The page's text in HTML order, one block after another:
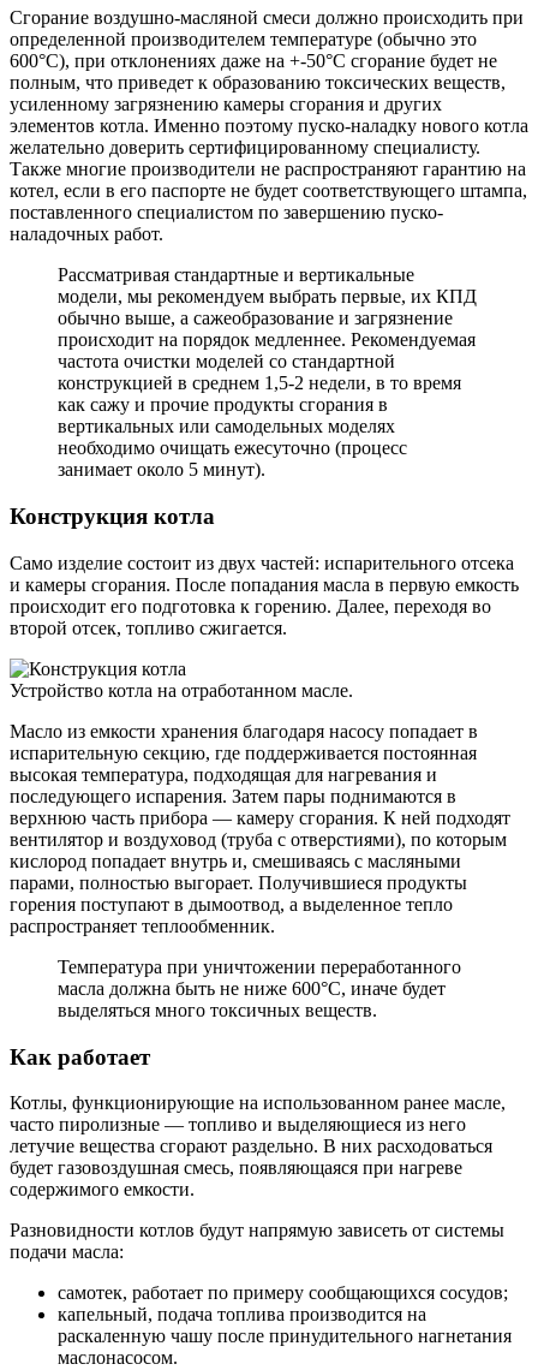
Сгорание воздушно-масляной смеси должно происходить при
определенной производителем температуре (обычно это
600°C), при отклонениях даже на +-50°C сгорание будет не
полным, что приведет к образованию токсических веществ,
усиленному загрязнению камеры сгорания и других
элементов котла. Именно поэтому пуско-наладку нового котла
желательно доверить сертифицированному специалисту.
Также многие производители не распространяют гарантию на
котел, если в его паспорте не будет соответствующего штампа,
поставленного специалистом по завершению пуско-
наладочных работ.
Рассматривая стандартные и вертикальные
модели, мы рекомендуем выбрать первые, их КПД
обычно выше, а сажеобразование и загрязнение
происходит на порядок медленнее. Рекомендуемая
частота очистки моделей со стандартной
конструкцией в среднем 1,5-2 недели, в то время
как сажу и прочие продукты сгорания в
вертикальных или самодельных моделях
необходимо очищать ежесуточно (процесс
занимает около 5 минут).
Конструкция котла
Само изделие состоит из двух частей: испарительного отсека
и камеры сгорания. После попадания масла в первую емкость
происходит его подготовка к горению. Далее, переходя во
второй отсек, топливо сжигается.
Устройство котла на отработанном масле.
Масло из емкости хранения благодаря насосу попадает в
испарительную секцию, где поддерживается постоянная
высокая температура, подходящая для нагревания и
последующего испарения. Затем пары поднимаются в
верхнюю часть прибора — камеру сгорания. К ней подходят
вентилятор и воздуховод (труба с отверстиями), по которым
кислород попадает внутрь и, смешиваясь с масляными
парами, полностью выгорает. Получившиеся продукты
горения поступают в дымоотвод, а выделенное тепло
распространяет теплообменник.
Температура при уничтожении переработанного
масла должна быть не ниже 600°С, иначе будет
выделяться много токсичных веществ.
Как работает
Котлы, функционирующие на использованном ранее масле,
часто пиролизные — топливо и выделяющиеся из него
летучие вещества сгорают раздельно. В них расходоваться
будет газовоздушная смесь, появляющаяся при нагреве
содержимого емкости.
Разновидности котлов будут напрямую зависеть от системы
подачи масла:
самотек, работает по примеру сообщающихся сосудов;
капельный, подача топлива производится на
раскаленную чашу после принудительного нагнетания
маслонасосом.